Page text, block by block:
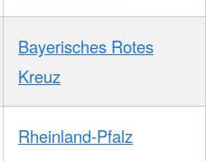
Bayerisches Rotes
Kreuz
Rheinland-Pfalz